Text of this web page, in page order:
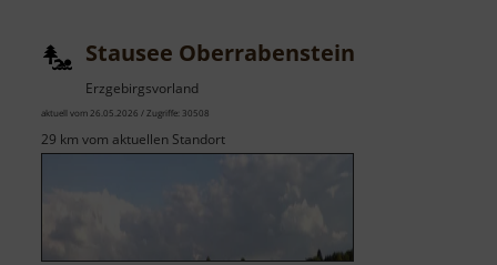
Stausee Oberrabenstein
Erzgebirgsvorland
aktuell vom 26.05.2026 / Zugriffe: 30508
29 km vom aktuellen Standort